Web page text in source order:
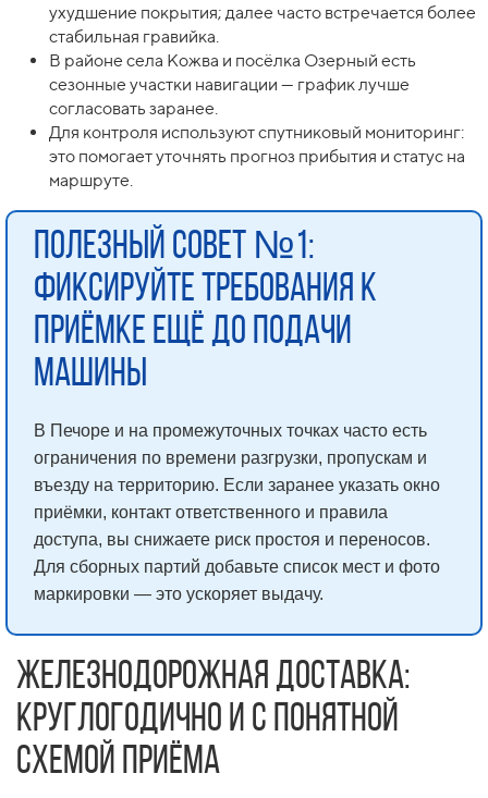
ухудшение покрытия; далее часто встречается более
стабильная гравийка.
В районе села Кожва и посёлка Озерный есть
сезонные участки навигации — график лучше
согласовать заранее.
Для контроля используют спутниковый мониторинг:
это помогает уточнять прогноз прибытия и статус на
маршруте.
Полезный совет №1:
фиксируйте требования к
приёмке ещё до подачи
машины
В Печоре и на промежуточных точках часто есть
ограничения по времени разгрузки, пропускам и
въезду на территорию. Если заранее указать окно
приёмки, контакт ответственного и правила
доступа, вы снижаете риск простоя и переносов.
Для сборных партий добавьте список мест и фото
маркировки — это ускоряет выдачу.
Железнодорожная доставка:
круглогодично и с понятной
схемой приёма